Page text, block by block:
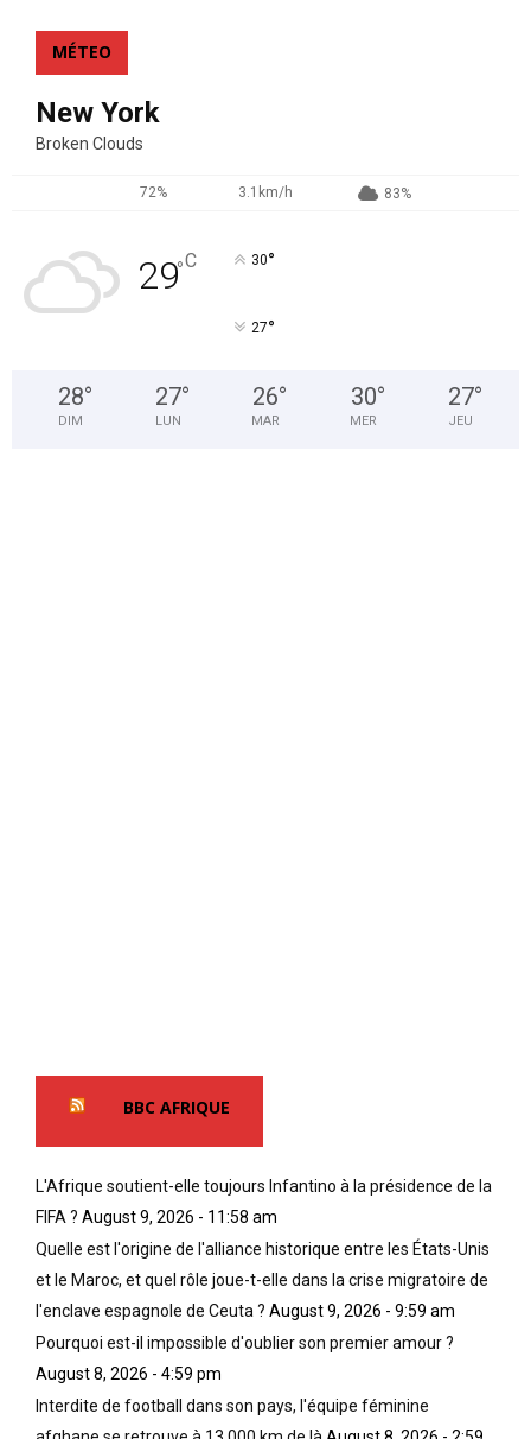
MÉTEO
New York
Broken Clouds
72% 3.1km/h 83%
29°C 30°
27°
28°
DIM
27°
LUN
26°
MAR
30°
MER
27°
JEU
BBC AFRIQUE
L'Afrique soutient-elle toujours Infantino à la présidence de la
FIFA ? August 9, 2026 - 11:58 am
Quelle est l'origine de l'alliance historique entre les États-Unis
et le Maroc, et quel rôle joue-t-elle dans la crise migratoire de
l'enclave espagnole de Ceuta ? August 9, 2026 - 9:59 am
Pourquoi est-il impossible d'oublier son premier amour ?
August 8, 2026 - 4:59 pm
Interdite de football dans son pays, l'équipe féminine